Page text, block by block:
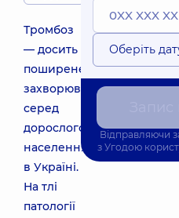
Тромбоз
— досить
поширене
захворювання
серед
дорослого
населення
в Україні.
На тлі
патології
Оберіть
Відправляючи
з Угодою